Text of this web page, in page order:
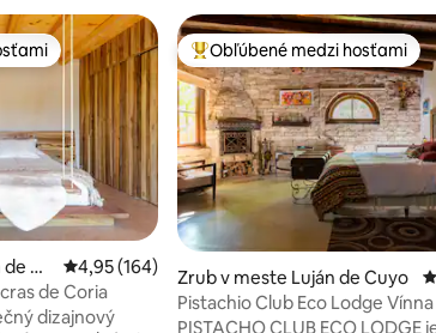
hodnotení: 127
hosťami
Cu
Priemerné ohodnotenie 4,95 z 5, počet
4,95 (164)
de Coria
dizajnový
Najobľúbenejšie medzi hosťami
Obľúbené medzi hosťami
Zrub v meste Luján de Cuyo
Pistachio Club Eco Lodge
Romantická chata
PISTACHO CLUB ECO LODGE